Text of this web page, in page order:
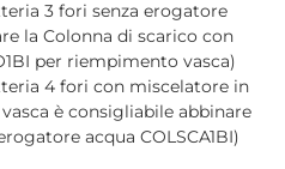
3 fori senza erogatore
la Colonna di scarico con
per riempimento vasca)
4 fori con miscelatore in
è consigliabile abbinare
acqua COLSCA1BI)